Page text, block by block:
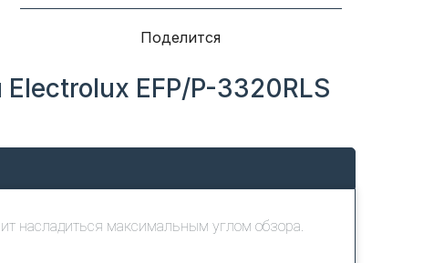
Поделится
EFP/P-3320RLS
насладиться максимальным углом обзора.